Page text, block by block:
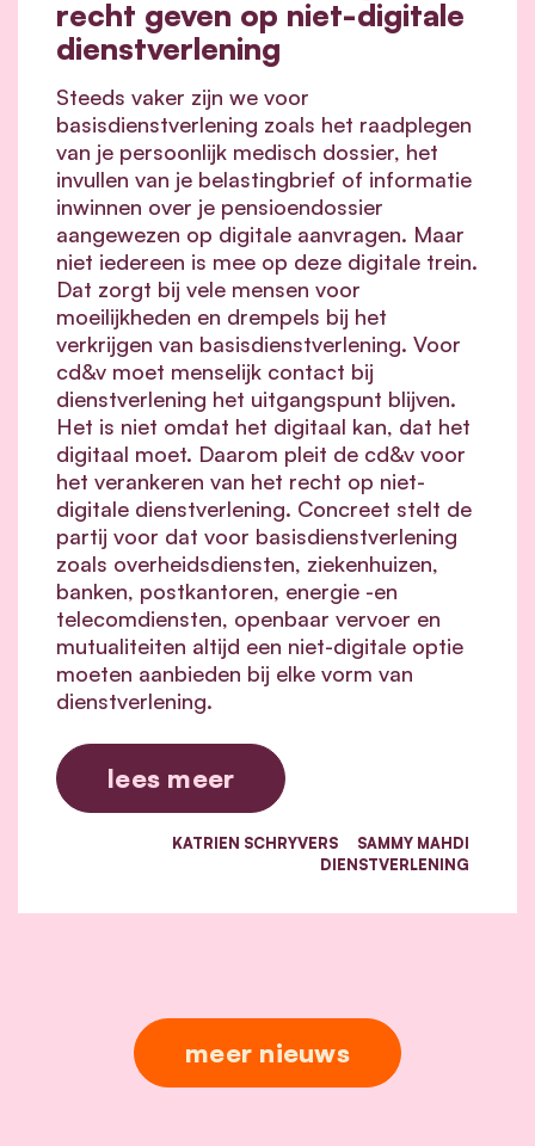
recht geven op niet-digitale
dienstverlening
Steeds vaker zijn we voor
basisdienstverlening zoals het raadplegen
van je persoonlijk medisch dossier, het
invullen van je belastingbrief of informatie
inwinnen over je pensioendossier
aangewezen op digitale aanvragen. Maar
niet iedereen is mee op deze digitale trein.
Dat zorgt bij vele mensen voor
moeilijkheden en drempels bij het
verkrijgen van basisdienstverlening. Voor
cd&v moet menselijk contact bij
dienstverlening het uitgangspunt blijven.
Het is niet omdat het digitaal kan, dat het
digitaal moet. Daarom pleit de cd&v voor
het verankeren van het recht op niet-
digitale dienstverlening. Concreet stelt de
partij voor dat voor basisdienstverlening
zoals overheidsdiensten, ziekenhuizen,
banken, postkantoren, energie -en
telecomdiensten, openbaar vervoer en
mutualiteiten altijd een niet-digitale optie
moeten aanbieden bij elke vorm van
dienstverlening.
lees meer
KATRIEN SCHRYVERS
SAMMY MAHDI
DIENSTVERLENING
meer nieuws